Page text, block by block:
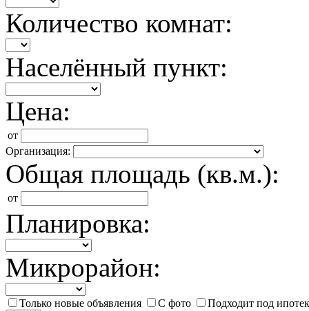
Количество комнат:
Населённый пункт:
Цена:
от
Организация:
Общая площадь (кв.м.):
от
Планировка:
Микрорайон:
Только новые объявления С фото Подходит под